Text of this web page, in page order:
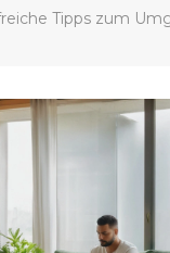
Tipps zum